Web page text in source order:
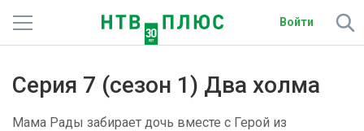
Войти
Фильмы и сериалы
Серия 7 (сезон 1) Два холма
Мама Рады забирает дочь вместе с Герой из